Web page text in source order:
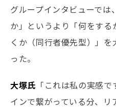
グループインタビューでは
か」というより「何をす
くか（同行者優先型）」
った。
大塚氏 「これは私の実感
インで繋がっている分、